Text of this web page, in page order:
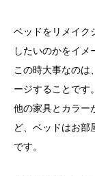
ベッドをリメイク
したいのかをイメ
この時大事なのは
ージすることです。
他の家具とカラー
ど、ベッドはお部
です。